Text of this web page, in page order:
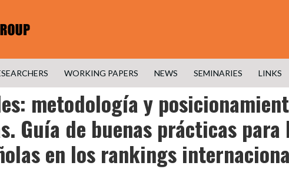
WORKING PAPERS NEWS SEMINARIES LINKS
metodología y
Guía de buenas prácticas
en los rankings